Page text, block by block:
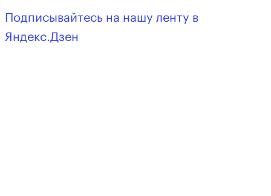
Подписывайтесь на нашу ленту в
Яндекс.Дзен